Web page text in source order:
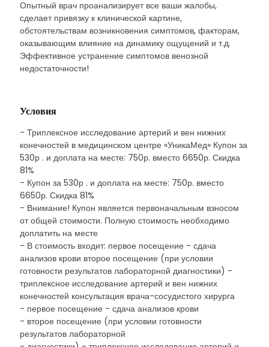
Опытный врач проанализирует все ваши жалобы,
сделает привязку к клинической картине,
обстоятельствам возникновения симптомов, факторам,
оказывающим влияние на динамику ощущений и т.д.
Эффективное устранение симптомов венозной
недостаточности!
Условия
- Триплексное исследование артерий и вен нижних
конечностей в медицинском центре «УникаМед» Купон за
530р . и доплата на месте: 750р. вместо 6650р. Скидка
81%
- Купон за 530р . и доплата на месте: 750р. вместо
6650р. Скидка 81%
- Внимание! Купон является первоначальным взносом
от общей стоимости. Полную стоимость необходимо
доплатить на месте
- В стоимость входит: первое посещение - сдача
анализов крови второе посещение (при условии
готовности результатов лабораторной диагностики) -
триплексное исследование артерий и вен нижних
конечностей консультация врача-сосудистого хирурга
- первое посещение - сдача анализов крови
- второе посещение (при условии готовности
результатов лабораторной